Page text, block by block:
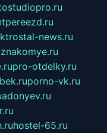
news.ru
pro-otdelky.ru
porno-vk.ru
adonyev.ru
hostel-65.ru